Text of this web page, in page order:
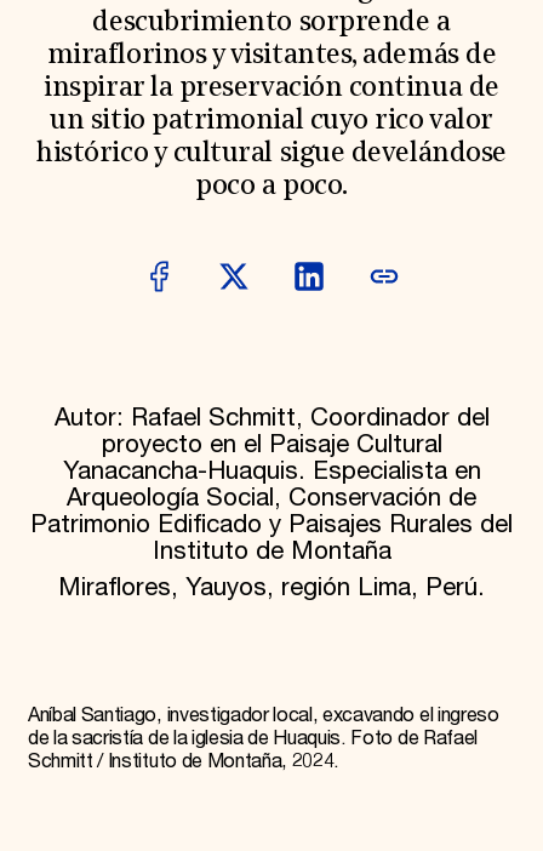
Membership
International Council
Planned Giving
Endowment Campaign
Corporate Sponsorship
Foundation Support
Government Partners
descubrimiento sorprende a
miraflorinos y visitantes, además de
inspirar la preservación continua de
un sitio patrimonial cuyo rico valor
histórico y cultural sigue develándose
poco a poco.
Autor: Rafael Schmitt, Coordinador del
proyecto en el Paisaje Cultural
Yanacancha-Huaquis. Especialista en
Arqueología Social, Conservación de
Patrimonio Edificado y Paisajes Rurales del
Instituto de Montaña
Miraflores, Yauyos, región Lima, Perú.
Aníbal Santiago, investigador local, excavando el ingreso
de la sacristía de la iglesia de Huaquis. Foto de Rafael
Schmitt / Instituto de Montaña, 2024.